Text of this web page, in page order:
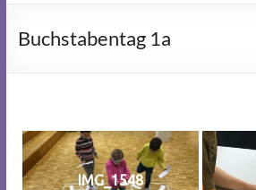
Buchstabentag 1a
IMG_1548